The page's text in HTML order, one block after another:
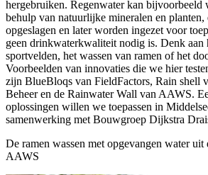
hergebruiken. Regenwater kan bijvoorbeeld
behulp van natuurlijke mineralen en
opgeslagen en later worden ingezet voor
geen drinkwaterkwaliteit nodig is. Denk aan
sportvelden, het wassen van ramen of het
Voorbeelden van innovaties die we hier
zijn BlueBloqs van FieldFactors, Rain shell
Beheer en de Rainwater Wall van AAWS.
oplossingen willen we toepassen in
samenwerking met Bouwgroep Dijkstra
De ramen wassen met opgevangen water
AAWS